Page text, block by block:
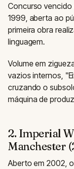
Concurso vencido
1999, aberta ao
primeira obra
linguagem.
Volume em
vazios internos,
cruzando o
máquina de
2. Imperial
Manchester
Aberto em 2002,